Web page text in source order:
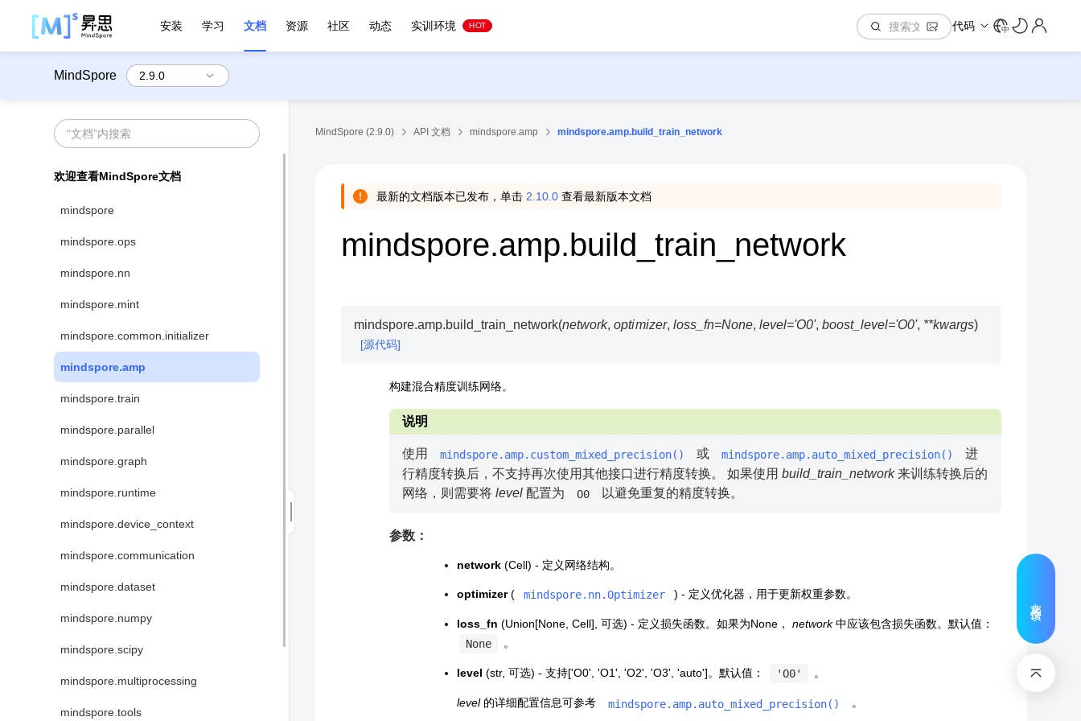
安装 学习 文档 资源 社区 动态 实训环境 HOT 代码 中
MindSpore
欢迎查看MindSpore文档
mindspore
mindspore.ops
mindspore.nn
mindspore.mint
mindspore.common.initializer
mindspore.amp
mindspore.train
mindspore.parallel
mindspore.graph
mindspore.runtime
mindspore.device_context
mindspore.communication
mindspore.dataset
mindspore.numpy
mindspore.scipy
mindspore.multiprocessing
mindspore.tools
MindSpore (2.9.0) API 文档 mindspore.amp mindspore.amp.build_train_network
最新的文档版本已发布，单击 2.10.0 查看最新版本文档
mindspore.amp.build_train_network
mindspore.amp.build_train_network(network,optimizer, loss_fn=None, level='O0', boost_level='O0', **kwargs)
[源代码]
构建混合精度训练网络。
说明
使用 mindspore.amp.custom_mixed_precision() 或 mindspore.amp.auto_mixed_precision()
进
行精度转换后，不支持再次使用其他接口进行精度转换。 如果使用 build_train_network来训练转换后的
网络，则需要将 level 配置为 O0 以避免重复的精度转换。
参数：
network (Cell) - 定义网络结构。
optimizer( mindspore.nn.Optimizer ) - 定义优化器，用于更新权重参数。
loss_fn (Union[None, Cell], 可选) - 定义损失函数。如果为None， network中应该包含损失函数。默认值：
None
。
level (str, 可选) - 支持['O0', 'O1', 'O2', 'O3', 'auto']。默认值： 'O0' 。
level的详细配置信息可参考 mindspore.amp.auto_mixed_precision() 。